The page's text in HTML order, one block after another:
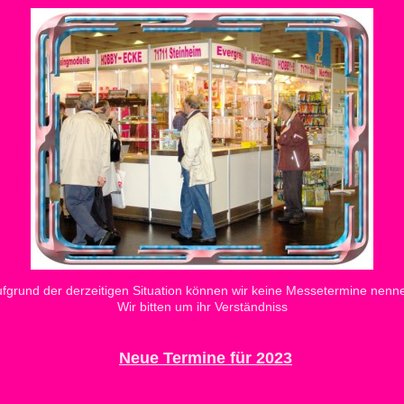
der derzeitigen Situation können wir keine Messetermine
Wir bitten um ihr Verständniss
Neue Termine für 2023